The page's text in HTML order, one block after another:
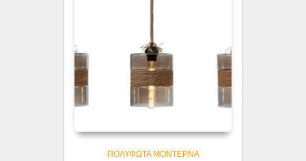
ΠΟΛΎΦΩΤΑ ΜΟΝΤΈΡΝΑ